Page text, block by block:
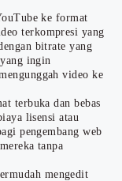
ke format
terkompresi yang
bitrate yang
ingin
video ke
terbuka dan bebas
lisensi atau
pengembang web
tanpa
mengedit